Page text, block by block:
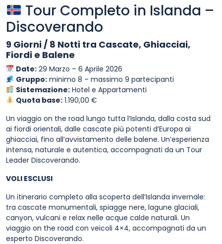
Tour Completo in Islanda –
Discoverando
9 Giorni / 8 Notti tra Cascate, Ghiacciai,
Fiordi e Balene
Date:29 Marzo – 6 Aprile 2026
Gruppo:minimo 8 – massimo 9 partecipanti
Sistemazione:Hotel e Appartamenti
Quota base:1.190,00 €
Un viaggio on the road lungo tutta l’Islanda, dalla costa sud
ai fiordi orientali, dalle cascate più potenti d’Europa ai
ghiacciai, fino all’avvistamento delle balene. Un’esperienza
intensa, naturale e autentica, accompagnati da un Tour
Leader Discoverando.
VOLI ESCLUSI
Un itinerario completo alla scoperta dell’Islanda invernale:
tra cascate monumentali, spiagge nere, lagune glaciali,
canyon, vulcani e relax nelle acque calde naturali. Un
viaggio on the road con veicoli 4×4, accompagnati da un
esperto Discoverando.